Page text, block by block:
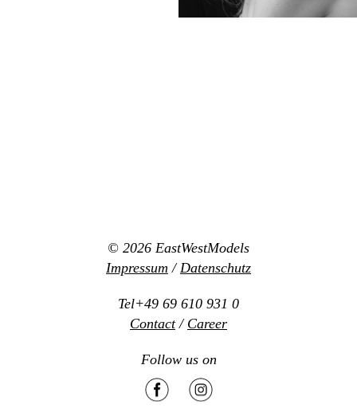
© 2026 EastWestModels
Impressum /Datenschutz
Tel+49 69 610 931 0
Contact/ Career
Follow us on